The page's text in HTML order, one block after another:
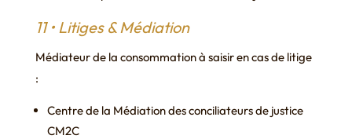
11 • Litiges & Médiation
Médiateur de la consommation à saisir en cas de litige
:
Centre de la Médiation des conciliateurs de justice
CM2C